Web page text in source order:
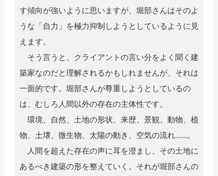
す傾向が強いように思いますが、堀部さんはそのよ
うな「自力」を極力抑制しようとしているように見
えます。
そう言うと、クライアントの言い分をよく聞く建
築家なのだと理解されるかもしれませんが、それは
一面的です。堀部さんが尊重しようとしているの
は、むしろ人間以外の存在の主体性です。
環境、自然、土地の形状、来歴、景観、動物、植
物、土壌、微生物、太陽の動き、空気の流れ......。
人間を超えた存在の声に耳を澄まし、その土地に
あるべき建築の形を整えていく。それが堀部さんの